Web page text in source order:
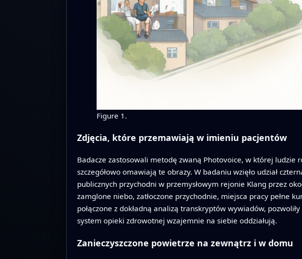
Figure 1.
Zdjęcia, które przemawiają w imieniu pacjentów
Badacze zastosowali metodę zwaną Photovoice, w której ludzie
szczegółowo omawiają te obrazy. W badaniu wzięło udział
publicznych przychodni w przemysłowym rejonie Klang przez
zamglone niebo, zatłoczone przychodnie, miejsca pracy pełne
połączone z dokładną analizą transkryptów wywiadów,
system opieki zdrowotnej wzajemnie na siebie oddziałują.
Zanieczyszczone powietrze na zewnątrz i w domu